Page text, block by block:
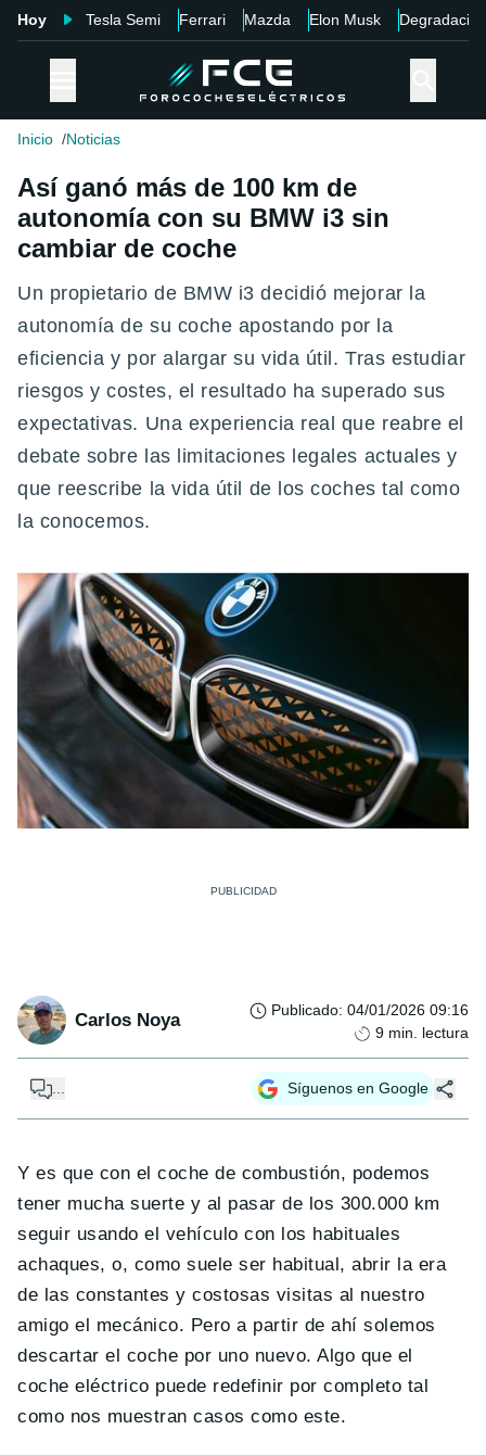
Hoy Tesla Semi Ferrari Mazda Elon Musk Degradación
Inicio Noticias
Así ganó más de 100 km de
autonomía con su BMW i3 sin
cambiar de coche
Un propietario de BMW i3 decidió mejorar la
autonomía de su coche apostando por la
eficiencia y por alargar su vida útil. Tras estudiar
riesgos y costes, el resultado ha superado sus
expectativas. Una experiencia real que reabre el
debate sobre las limitaciones legales actuales y
que reescribe la vida útil de los coches tal como
la conocemos.
Carlos Noya Publicado: 04/01/2026 09:16
9 min. lectura
Síguenos en Google
Y es que con el coche de combustión, podemos
tener mucha suerte y al pasar de los 300.000 km
seguir usando el vehículo con los habituales
achaques, o, como suele ser habitual, abrir la era
de las constantes y costosas visitas al nuestro
amigo el mecánico. Pero a partir de ahí solemos
descartar el coche por uno nuevo. Algo que el
coche eléctrico puede redefinir por completo tal
como nos muestran casos como este.